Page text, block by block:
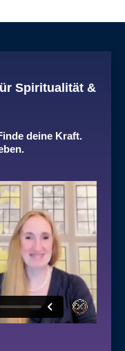
Spiritualität &
deine Kraft.